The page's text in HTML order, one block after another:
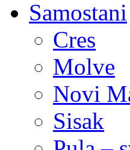
Samostani
Cres
Molve
Novi
Sisak